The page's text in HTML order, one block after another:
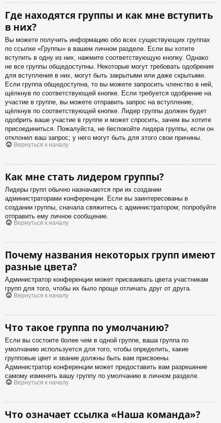
Где находятся группы и как мне вступить
в них?
Вы можете получить информацию обо всех существующих группах
по ссылке «Группы» в вашем личном разделе. Если вы хотите
вступить в одну из них, нажмите соответствующую кнопку. Однако
не все группы общедоступны. Некоторые могут требовать одобрения
для вступления в них, могут быть закрытыми или даже скрытыми.
Если группа общедоступна, то вы можете запросить членство в ней,
щёлкнув по соответствующей кнопке. Если требуется одобрение на
участие в группе, вы можете отправить запрос на вступление,
щёлкнув по соответствующей кнопке. Лидер группы должен будет
одобрить ваше участие в группе и может спросить, зачем вы хотите
присоединиться. Пожалуйста, не беспокойте лидера группы, если он
отклонил ваш запрос; у него могут быть для этого свои причины.
Вернуться к началу
Как мне стать лидером группы?
Лидеры групп обычно назначаются при их создании
администраторами конференции. Если вы заинтересованы в
создании группы, сначала свяжитесь с администратором; попробуйте
отправить ему личное сообщение.
Вернуться к началу
Почему названия некоторых групп имеют
разные цвета?
Администратор конференции может присваивать цвета участникам
групп для того, чтобы их было проще отличать друг от друга.
Вернуться к началу
Что такое группа по умолчанию?
Если вы состоите более чем в одной группе, ваша группа по
умолчанию используется для того, чтобы определить, какие
групповые цвет и звание должны быть вам присвоены.
Администратор конференции может предоставить вам разрешение
самому изменять вашу группу по умолчанию в личном разделе.
Вернуться к началу
Что означает ссылка «Наша команда»?